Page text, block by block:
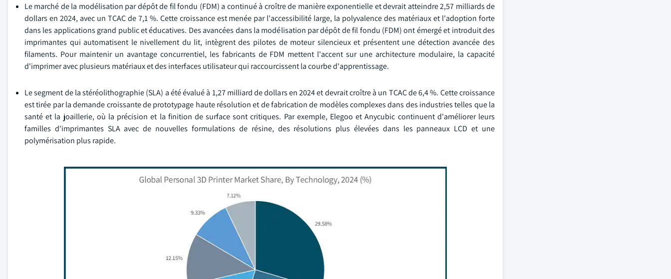
Le marché de la modélisation par dépôt de fil fondu (FDM) a continué à croître de manière exponentielle et devrait atteindre 2,57 milliards de
dollars en 2024, avec un TCAC de 7,1 %. Cette croissance est menée par l'accessibilité large, la polyvalence des matériaux et l'adoption forte
dans les applications grand public et éducatives. Des avancées dans la modélisation par dépôt de fil fondu (FDM) ont émergé et introduit des
imprimantes qui automatisent le nivellement du lit, intègrent des pilotes de moteur silencieux et présentent une détection avancée des
filaments. Pour maintenir un avantage concurrentiel, les fabricants de FDM mettent l'accent sur une architecture modulaire, la capacité
d'imprimer avec plusieurs matériaux et des interfaces utilisateur qui raccourcissent la courbe d'apprentissage.
Le segment de la stéréolithographie (SLA) a été évalué à 1,27 milliard de dollars en 2024 et devrait croître à un TCAC de 6,4 %. Cette croissance
est tirée par la demande croissante de prototypage haute résolution et de fabrication de modèles complexes dans des industries telles que la
santé et la joaillerie, où la précision et la finition de surface sont critiques. Par exemple, Elegoo et Anycubic continuent d'améliorer leurs
familles d'imprimantes SLA avec de nouvelles formulations de résine, des résolutions plus élevées dans les panneaux LCD et une
polymérisation plus rapide.